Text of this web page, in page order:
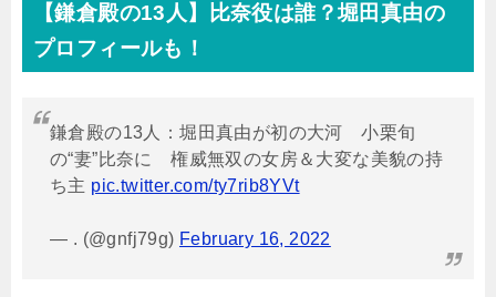
【鎌倉殿の13人】比奈役は誰？堀田真由の
プロフィールも！
鎌倉殿の13人：堀田真由が初の大河 小栗旬
の“妻”比奈に 権威無双の女房＆大変な美貌の持
ち主 pic.twitter.com/ty7rib8YVt
— . (@gnfj79g) February 16, 2022